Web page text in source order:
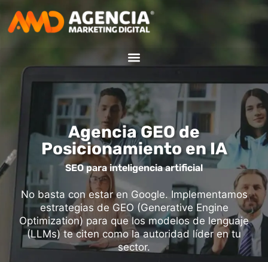
Agencia GEO
Agencia GEO de
Posicionamiento en IA
SEO para inteligencia artificial
No basta con estar en Google. Implementamos
estrategias de GEO (Generative Engine
Optimization) para que los modelos de lenguaje
(LLMs) te citen como la autoridad líder en tu
sector.